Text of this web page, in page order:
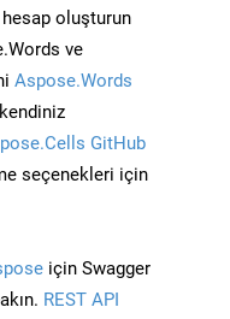
hesap oluşturun
ve
Aspose.Words
kendiniz
GitHub
seçenekleri için
için Swagger
REST API